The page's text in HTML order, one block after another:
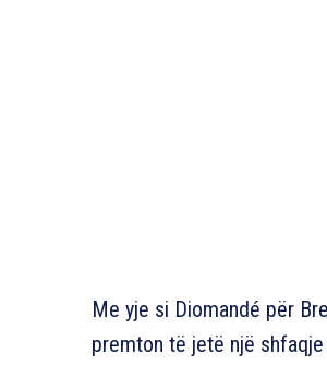
Me yje si Diomandé për
premton të jetë një